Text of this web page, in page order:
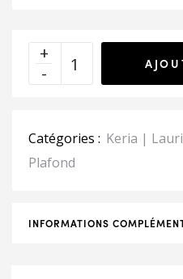
Catégories : Keria |
Plafond
INFORMATIONS